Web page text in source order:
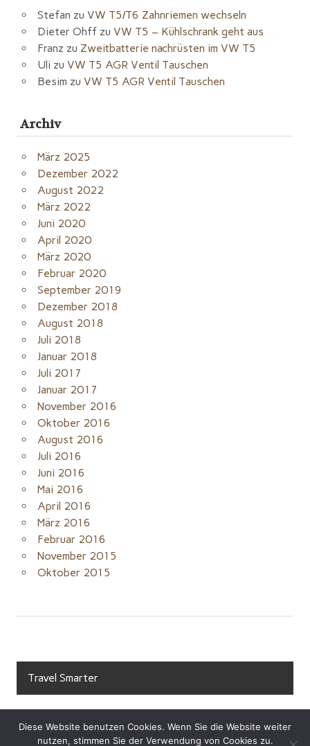
Stefan zu VW T5/T6 Zahnriemen wechseln
Dieter Ohff zu VW T5 – Kühlschrank geht aus
Franz zu Zweitbatterie nachrüsten im VW T5
Uli zu VW T5 AGR Ventil Tauschen
Besim zu VW T5 AGR Ventil Tauschen
Archiv
März 2025
Dezember 2022
August 2022
März 2022
Juni 2020
April 2020
März 2020
Februar 2020
September 2019
Dezember 2018
August 2018
Juli 2018
Januar 2018
Juli 2017
Januar 2017
November 2016
Oktober 2016
August 2016
Juli 2016
Juni 2016
Mai 2016
April 2016
März 2016
Februar 2016
November 2015
Oktober 2015
Travel Smarter
Diese Website benutzen Cookies. Wenn Sie die Website weiter
nutzen, stimmen Sie der Verwendung von Cookies zu.